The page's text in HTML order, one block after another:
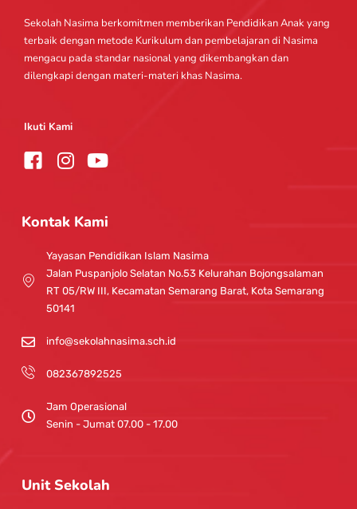
Sekolah Nasima berkomitmen memberikan Pendidikan Anak yang
terbaik dengan metode Kurikulum dan pembelajaran di Nasima
mengacu pada standar nasional yang dikembangkan dan
dilengkapi dengan materi-materi khas Nasima.
Ikuti Kami
I
t
a
g
r
a
m
Y
t
u
b
e
Kontak Kami
Yayasan Pendidikan Islam Nasima
Jalan Puspanjolo Selatan No.53 Kelurahan Bojongsalaman
RT 05/RW III, Kecamatan Semarang Barat, Kota Semarang
50141
info@sekolahnasima.sch.id
082367892525
Jam Operasional
Senin - Jumat 07.00 - 17.00
Unit Sekolah